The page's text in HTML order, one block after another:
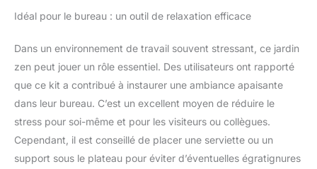
Idéal pour le bureau : un outil de relaxation efficace
Dans un environnement de travail souvent stressant, ce jardin
zen peut jouer un rôle essentiel. Des utilisateurs ont rapporté
que ce kit a contribué à instaurer une ambiance apaisante
dans leur bureau. C’est un excellent moyen de réduire le
stress pour soi-même et pour les visiteurs ou collègues.
Cependant, il est conseillé de placer une serviette ou un
support sous le plateau pour éviter d’éventuelles égratignures